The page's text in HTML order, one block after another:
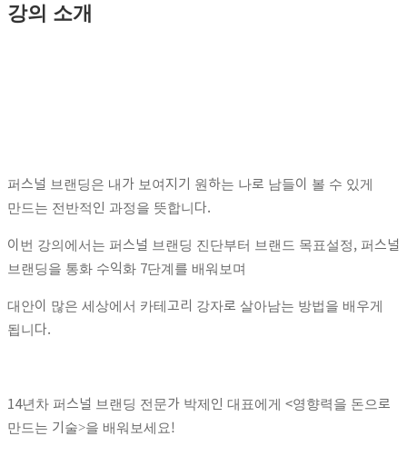
강의 소개
퍼스널 브랜딩은 내가 보여지기 원하는 나로 남들이 볼 수 있게
만드는 전반적인 과정을 뜻합니다.
이번 강의에서는 퍼스널 브랜딩 진단부터 브랜드 목표설정, 퍼스널
브랜딩을 통화 수익화 7단계를 배워보며
대안이 많은 세상에서 카테고리 강자로 살아남는 방법을 배우게
됩니다.
14년차 퍼스널 브랜딩 전문가 박제인 대표에게 <영향력을 돈으로
만드는 기술>을 배워보세요!